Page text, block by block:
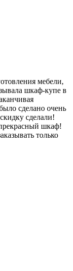
мебели,
шкаф-купе в
сделано очень
сделали!
шкаф!
только